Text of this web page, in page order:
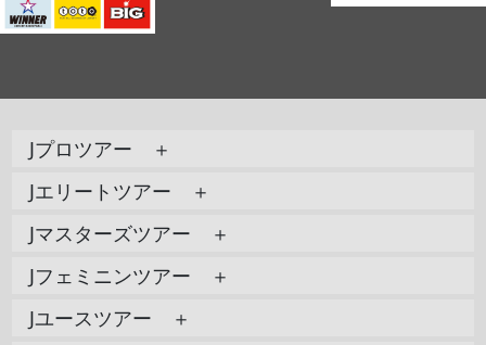
Jプロツアー ＋
Jエリートツアー ＋
Jマスターズツアー ＋
Jフェミニンツアー ＋
Jユースツアー ＋